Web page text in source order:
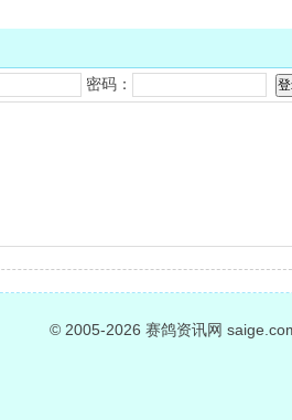
密码：
© 2005-2026 赛鸽资讯网